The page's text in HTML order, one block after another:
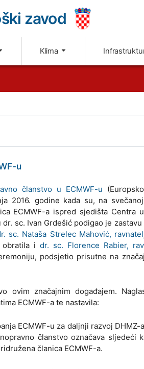
zavod
Klima
u
članstvo u ECMWF-u
2016. godine kada su, na
ECMWF-a ispred sjedišta Centra
sc. Ivan Grdešić podigao je
sc. Nataša Strelec Mahović,
i dr. sc. Florence Rabier,
podsjetio prisutne na
ovim značajnim događajem.
ECMWF-a te nastavila:
ECMWF-u za daljnji razvoj DHMZ-
članstvo označava sljedeći
članica ECMWF-a.